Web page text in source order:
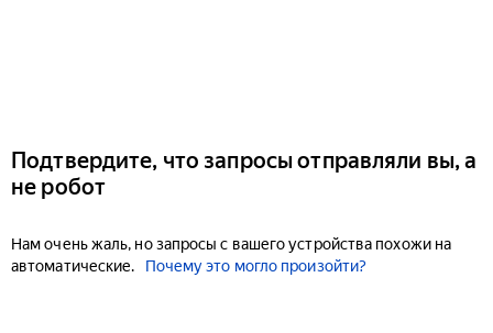
Подтвердите, что запросы отправляли вы, а
не робот
Нам очень жаль, но запросы с вашего устройства похожи на
автоматические.
Почему это могло произойти?